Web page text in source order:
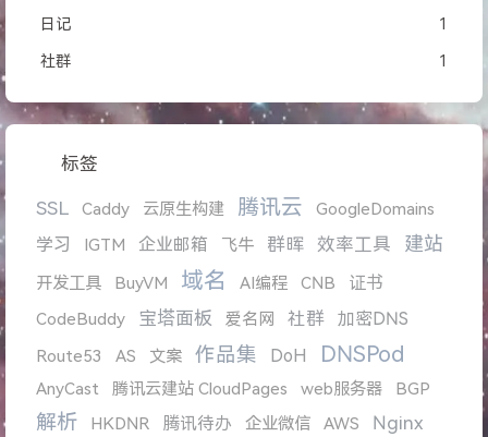
日记 1
社群 1
标签
SSL Caddy 云原生构建 腾讯云 GoogleDomains
学习 IGTM 企业邮箱 飞牛 群晖 效率工具 建站
开发工具 BuyVM 域名 AI编程 CNB 证书
CodeBuddy 宝塔面板 爱名网 社群 加密DNS
Route53 AS 文案 作品集 DoH DNSPod
AnyCast 腾讯云建站 CloudPages web服务器 BGP
解析 HKDNR 腾讯待办 企业微信 AWS Nginx